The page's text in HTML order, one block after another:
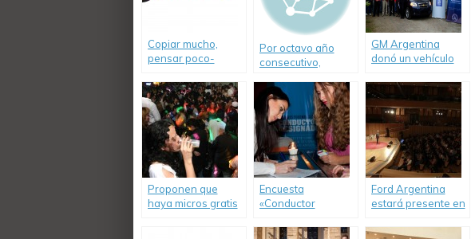
Copiar mucho,
pensar poco-
sobre proyecto
«Alcohol Cero al
conducir un
vehículo»
Por octavo año
consecutivo,
lleva a las escuelas
su taller «Mejor
Prevenir»
GM Argentina
donó un vehículo
educativo a la
Universidad
Nacional de
Rosario.
Proponen que
haya micros gratis
Encuesta
«Conductor
jóvenes eligieron a
Ford Argentina
estará presente en